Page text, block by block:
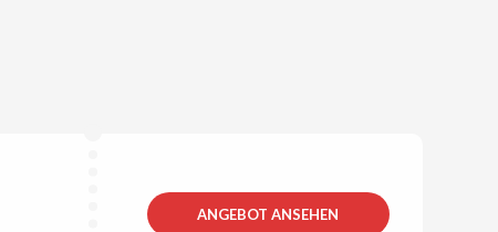
ANGEBOT ANSEHEN